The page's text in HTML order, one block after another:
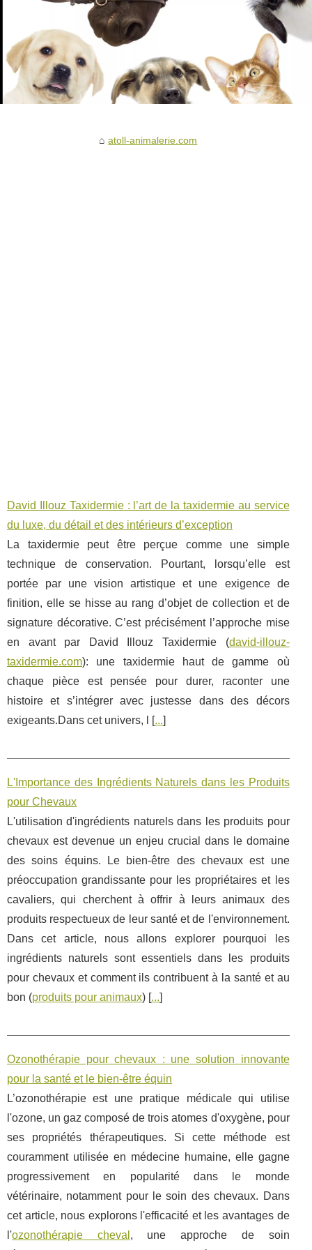
atoll-animalerie.com
David Illouz Taxidermie : l’art de la taxidermie au service
du luxe, du détail et des intérieurs d’exception
La taxidermie peut être perçue comme une simple
technique de conservation. Pourtant, lorsqu’elle est
portée par une vision artistique et une exigence de
finition, elle se hisse au rang d’objet de collection et de
signature décorative. C’est précisément l’approche mise
en avant par David Illouz Taxidermie (david-illouz-
taxidermie.com): une taxidermie haut de gamme où
chaque pièce est pensée pour durer, raconter une
histoire et s’intégrer avec justesse dans des décors
exigeants.Dans cet univers, l [...]
L'Importance des Ingrédients Naturels dans les Produits
pour Chevaux
L'utilisation d'ingrédients naturels dans les produits pour
chevaux est devenue un enjeu crucial dans le domaine
des soins équins. Le bien-être des chevaux est une
préoccupation grandissante pour les propriétaires et les
cavaliers, qui cherchent à offrir à leurs animaux des
produits respectueux de leur santé et de l'environnement.
Dans cet article, nous allons explorer pourquoi les
ingrédients naturels sont essentiels dans les produits
pour chevaux et comment ils contribuent à la santé et au
bon (produits pour animaux) [...]
Ozonothérapie pour chevaux : une solution innovante
pour la santé et le bien-être équin
L’ozonothérapie est une pratique médicale qui utilise
l'ozone, un gaz composé de trois atomes d'oxygène, pour
ses propriétés thérapeutiques. Si cette méthode est
couramment utilisée en médecine humaine, elle gagne
progressivement en popularité dans le monde
vétérinaire, notamment pour le soin des chevaux. Dans
cet article, nous explorons l'efficacité et les avantages de
l'ozonothérapie cheval , une approche de soin